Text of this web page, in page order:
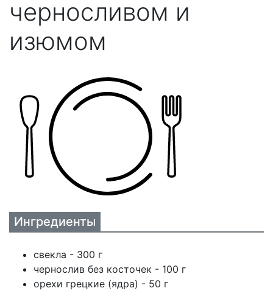
черносливом и
изюмом
Ингредиенты
свекла - 300 г
чернослив без косточек - 100 г
орехи грецкие (ядра) - 50 г